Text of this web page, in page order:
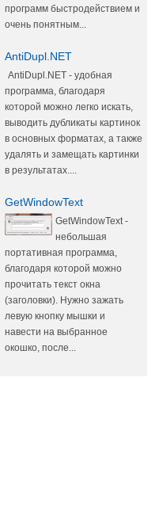
программ быстродействием и
очень понятным...
AntiDupl.NET
AntiDupl.NET - удобная
программа, благодаря
которой можно легко искать,
выводить дубликаты картинок
в основных форматах, а также
удалять и замещать картинки
в результатах....
GetWindowText
GetWindowText -
небольшая
портативная программа,
благодаря которой можно
прочитать текст окна
(заголовки). Нужно зажать
левую кнопку мышки и
навести на выбранное
окошко, после...